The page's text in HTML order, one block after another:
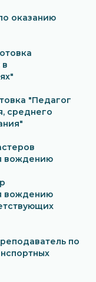
оказанию
"Педагог
среднего
вождению
вождению
по